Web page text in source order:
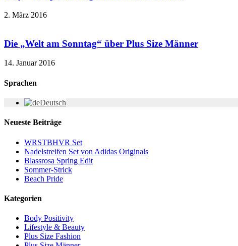
2. März 2016
Die „Welt am Sonntag“ über Plus Size Männer
14. Januar 2016
Sprachen
Deutsch
Neueste Beiträge
WRSTBHVR Set
Nadelstreifen Set von Adidas Originals
Blassrosa Spring Edit
Sommer-Strick
Beach Pride
Kategorien
Body Positivity
Lifestyle & Beauty
Plus Size Fashion